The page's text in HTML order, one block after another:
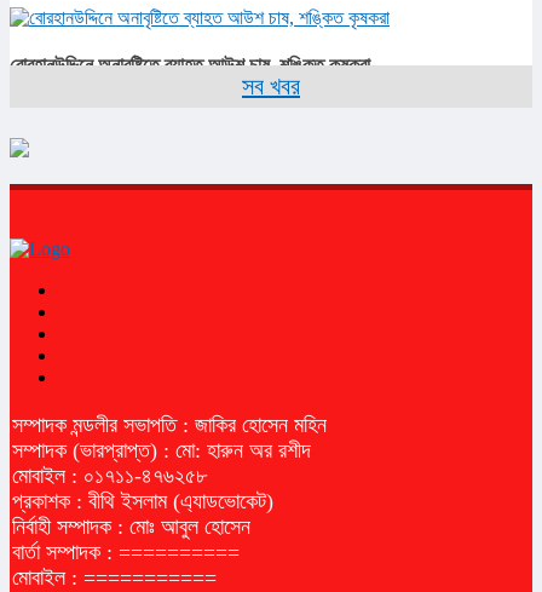
বোরহানউদ্দিনে অনাবৃষ্টিতে ব্যাহত আউশ চাষ, শঙ্কিত কৃষকরা
সব খবর
সম্পাদক মন্ডলীর সভাপতি : জাকির হোসেন মহিন
সম্পাদক (ভারপ্রাপ্ত) : মো: হারুন অর রশীদ
মোবাইল : ০১৭১১-৪৭৬২৫৮
প্রকাশক : বীথি ইসলাম (এ্যাডভোকেট)
নির্বাহী সম্পাদক : মোঃ আবুল হোসেন
বার্তা সম্পাদক : ==========
মোবাইল : ===========